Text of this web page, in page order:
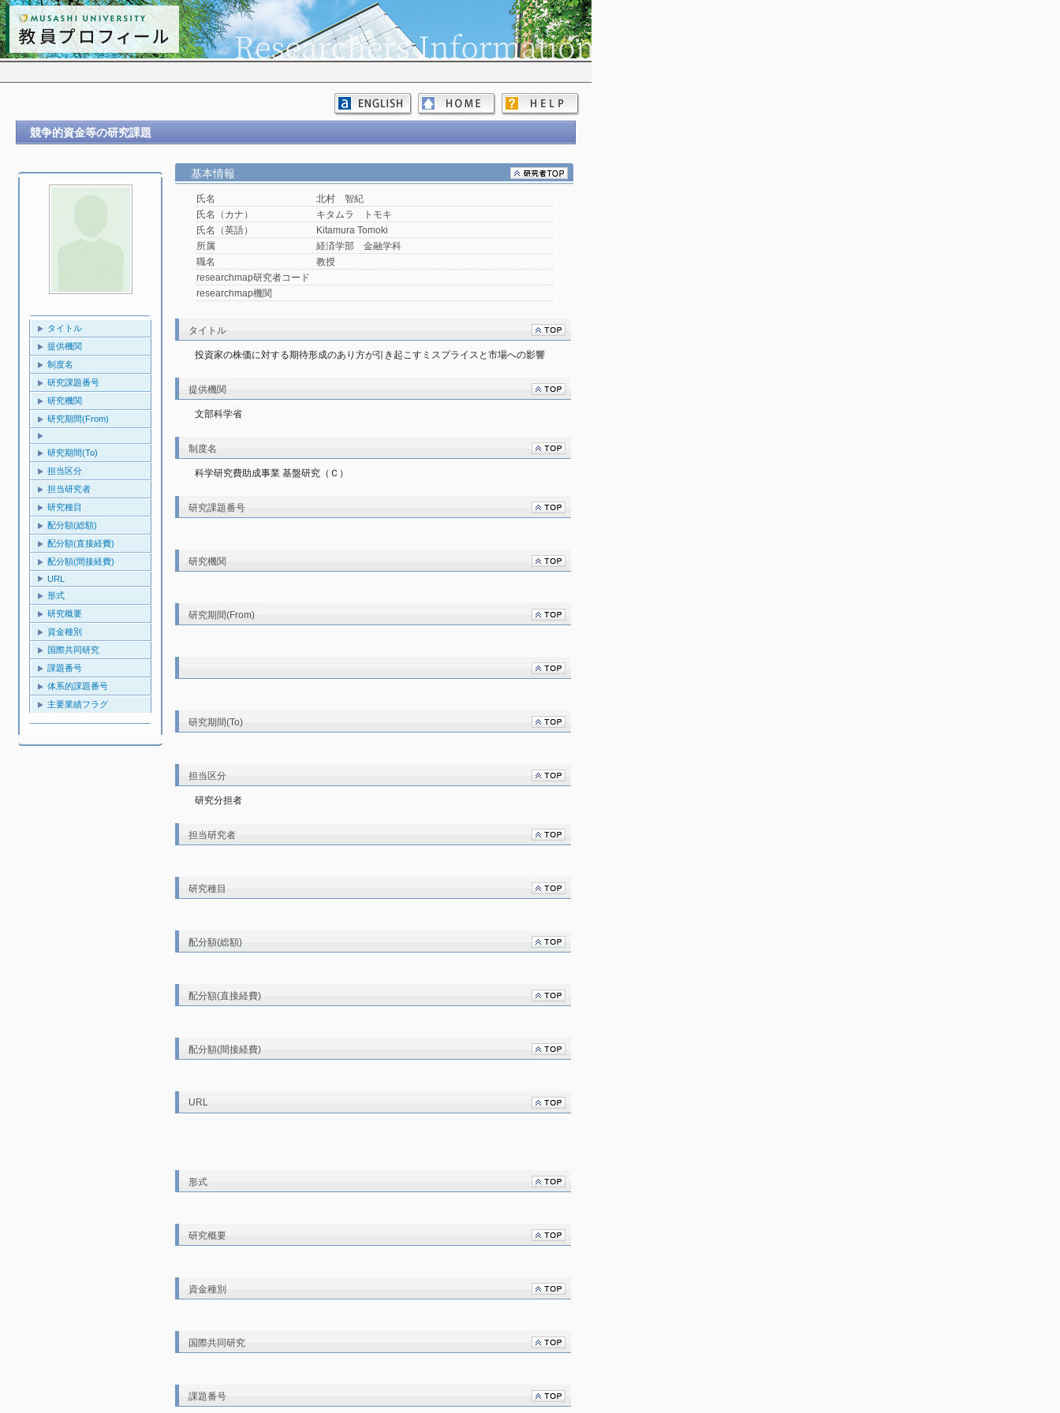
競争的資金等の研究課題
タイトル
提供機関
制度名
研究課題番号
研究機関
研究期間(From)
研究期間(To)
担当区分
担当研究者
研究種目
配分額(総額)
配分額(直接経費)
配分額(間接経費)
URL
形式
研究概要
資金種別
国際共同研究
課題番号
体系的課題番号
主要業績フラグ
基本情報
氏名
北村 智紀
氏名（カナ）
キタムラ トモキ
氏名（英語）
Kitamura Tomoki
所属
経済学部 金融学科
職名
教授
researchmap研究者コード
researchmap機関
タイトル
投資家の株価に対する期待形成のあり方が引き起こすミスプライスと市場への影響
提供機関
文部科学省
制度名
科学研究費助成事業 基盤研究（Ｃ）
研究課題番号
研究機関
研究期間(From)
研究期間(To)
担当区分
研究分担者
担当研究者
研究種目
配分額(総額)
配分額(直接経費)
配分額(間接経費)
URL
形式
研究概要
資金種別
国際共同研究
課題番号